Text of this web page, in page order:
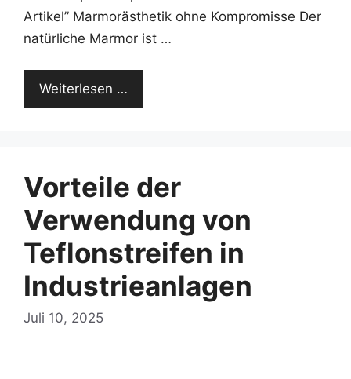
Artikel” Marmorästhetik ohne Kompromisse Der
natürliche Marmor ist …
Weiterlesen …
Vorteile der
Verwendung von
Teflonstreifen in
Industrieanlagen
Juli 10, 2025